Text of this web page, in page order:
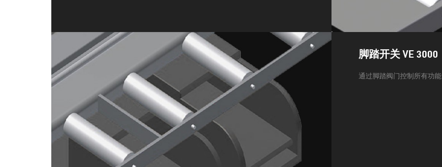
脚踏开关 VE 3000
通过脚踏阀门控制所有功能